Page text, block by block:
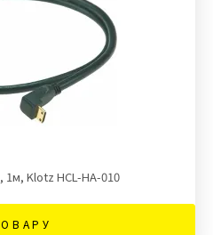
Klotz HCL-HA-010